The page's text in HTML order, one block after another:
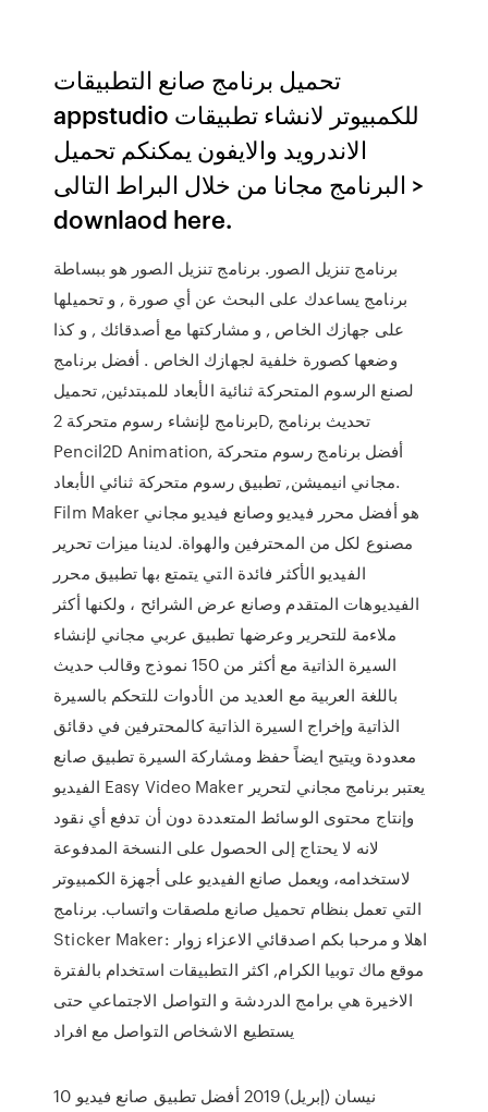
تحميل برنامج صانع التطبيقات
appstudio للكمبيوتر لانشاء تطبيقات
الاندرويد والايفون يمكنكم تحميل
البرنامج مجانا من خلال البراط التالى >
downlaod here.
برنامج تنزيل الصور. برنامج تنزيل الصور هو ببساطة
برنامج يساعدك على البحث عن أي صورة , و تحميلها
على جهازك الخاص , و مشاركتها مع أصدقائك , و كذا
وضعها كصورة خلفية لجهازك الخاص . أفضل برنامج
لصنع الرسوم المتحركة ثنائية الأبعاد للمبتدئين, تحميل
برنامج لإنشاء رسوم متحركة 2D, تحديث برنامج
Pencil2D Animation, أفضل برنامج رسوم متحركة
مجاني انيميشن, تطبيق رسوم متحركة ثنائي الأبعاد.
Film Maker هو أفضل محرر فيديو وصانع فيديو مجاني
مصنوع لكل من المحترفين والهواة. لدينا ميزات تحرير
الفيديو الأكثر فائدة التي يتمتع بها تطبيق محرر
الفيديوهات المتقدم وصانع عرض الشرائح ، ولكنها أكثر
ملاءمة للتحرير وعرضها تطبيق عربي مجاني لإنشاء
السيرة الذاتية مع أكثر من 150 نموذج وقالب حديث
باللغة العربية مع العديد من الأدوات للتحكم بالسيرة
الذاتية وإخراج السيرة الذاتية كالمحترفين في دقائق
معدودة ويتيح ايضاً حفظ ومشاركة السيرة تطبيق صانع
الفيديو Easy Video Maker يعتبر برنامج مجاني لتحرير
وإنتاج محتوى الوسائط المتعددة دون أن تدفع أي نقود
لانه لا يحتاج إلى الحصول على النسخة المدفوعة
لاستخدامه، ويعمل صانع الفيديو على أجهزة الكمبيوتر
التي تعمل بنظام تحميل صانع ملصقات واتساب. برنامج
Sticker Maker: اهلا و مرحبا بكم اصدقائي الاعزاء زوار
موقع ماك توبيا الكرام, اكثر التطبيقات استخدام بالفترة
الاخيرة هي برامج الدردشة و التواصل الاجتماعي حتى
يستطيع الاشخاص التواصل مع افراد
10 نيسان (إبريل) 2019 أفضل تطبيق صانع فيديو